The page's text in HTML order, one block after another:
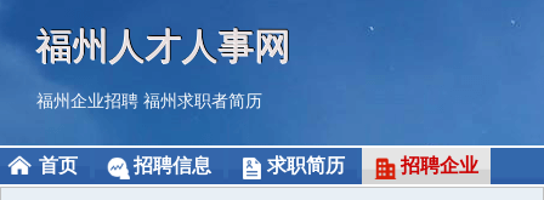
福州人才人事网
福州企业招聘 福州求职者简历
首页 招聘信息 求职简历 招聘企业